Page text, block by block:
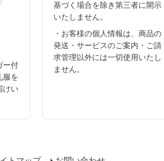
ー付
服を
けい
基づく場合を除き第三者に開示
いたしません。
・お客様の個人情報は、商品の
発送・サービスのご案内・ご請
求管理以外には一切使用いたし
ません。